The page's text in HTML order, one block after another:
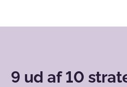
9 ud af 10